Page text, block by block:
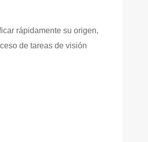
rápidamente su origen,
de tareas de visión